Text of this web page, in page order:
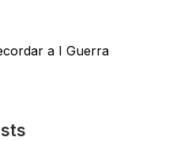
a I Guerra